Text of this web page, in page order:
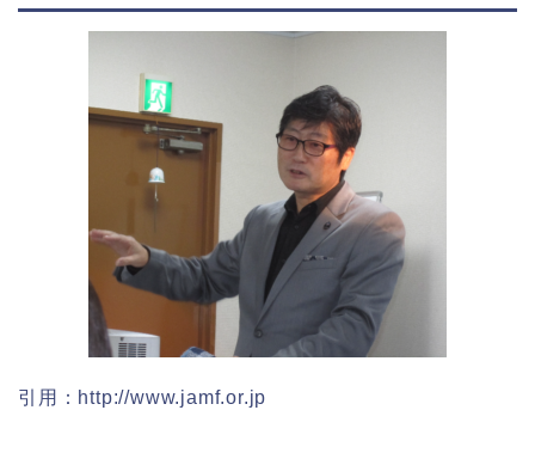
引用：http://www.jamf.or.jp